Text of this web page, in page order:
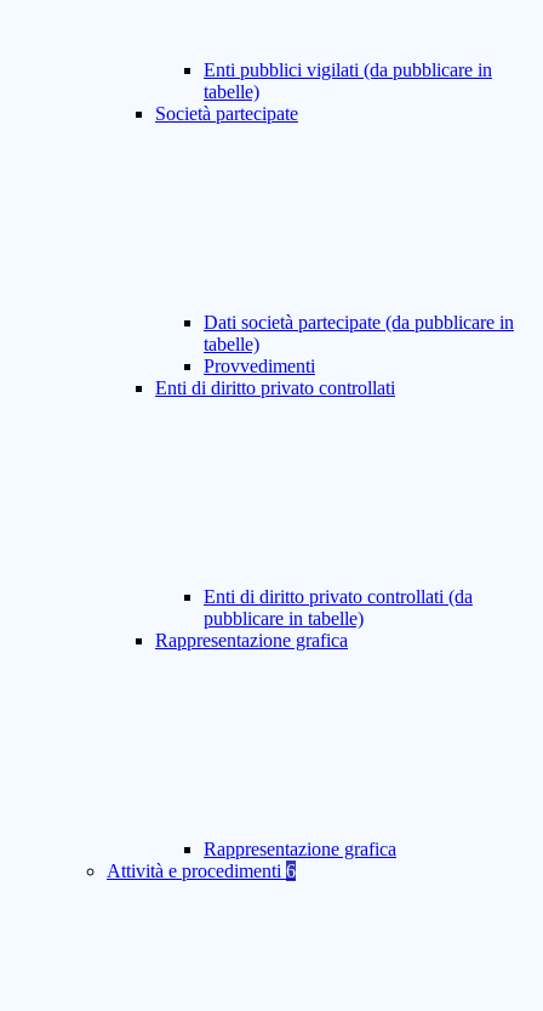
Enti pubblici vigilati (da pubblicare in
tabelle)
Società partecipate
Dati società partecipate (da pubblicare in
tabelle)
Provvedimenti
Enti di diritto privato controllati
Enti di diritto privato controllati (da
pubblicare in tabelle)
Rappresentazione grafica
Rappresentazione grafica
Attività e procedimenti 6